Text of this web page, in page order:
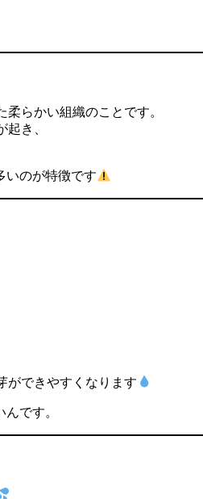
らかい組織のことです。
き、
いのが特徴です
ができやすくなります
です。